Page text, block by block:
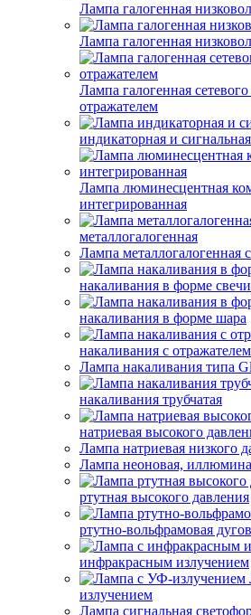
Лампа галогенная
Лампа галогенная
Лампа галогенная
отражателем
индикаторная и сигнальная
Лампа люминесцентная
интегрированная
металлогалогенная
Лампа металлогалогенная
накаливания в форме свечи
накаливания в форме шара
накаливания с отражателем
Лампа накаливания типа
накаливания трубчатая
натриевая высокого
Лампа натриевая низкого
Лампа неоновая,
ртутная высокого давления
ртутно-вольфрамовая
инфракрасным излучением
излучением
Лампа сигнальная